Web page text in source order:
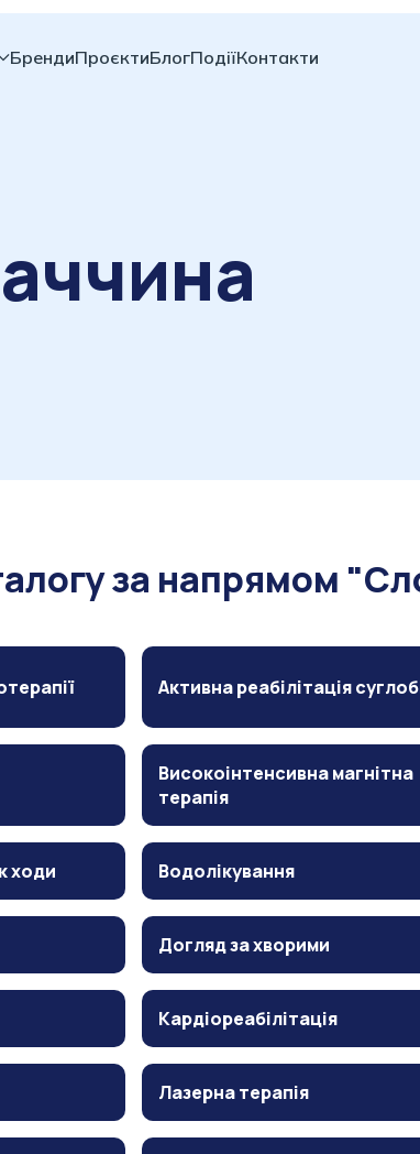
БрендиПроєктиБлогПодіїКонтакти
за напрямом
Активна реабілітація
Високоінтенсивна магнітна
терапія
ходи Водолікування
Догляд за хворими
Кардіореабілітація
Лазерна терапія